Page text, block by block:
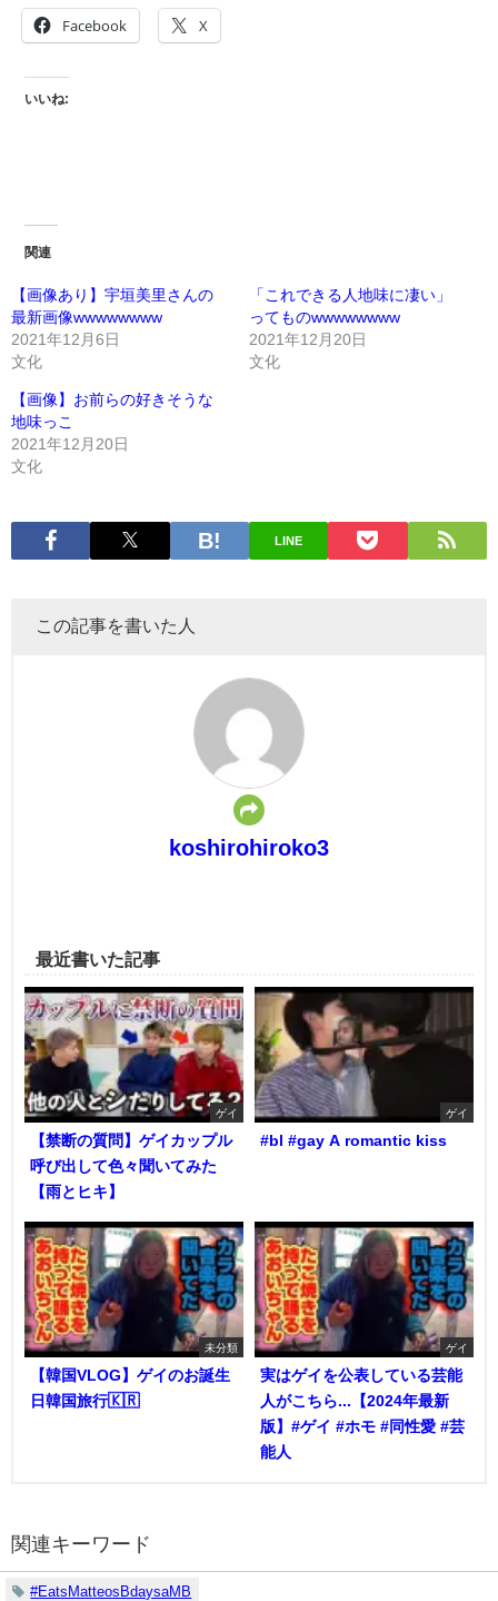
Facebook X
いいね:
関連
【画像あり】宇垣美里さんの
最新画像wwwwwwww
2021年12月6日
文化
「これできる人地味に凄い」
ってものwwwwwwww
2021年12月20日
文化
【画像】お前らの好きそうな
地味っこ
2021年12月20日
文化
LINE
この記事を書いた人
koshirohiroko3
最近書いた記事
ゲイ
【禁断の質問】ゲイカップル
呼び出して色々聞いてみた
【雨とヒキ】
ゲイ
#bl #gay A romantic kiss
未分類
【韓国VLOG】ゲイのお誕生
日韓国旅行🇰🇷
ゲイ
実はゲイを公表している芸能
人がこちら...【2024年最新
版】#ゲイ #ホモ #同性愛 #芸
能人
関連キーワード
#EatsMatteosBdaysaMB